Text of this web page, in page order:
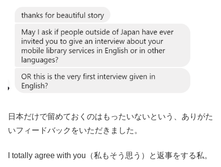
日本だけで留めておくのはもったいないという、ありがた
いフィードバックをいただきました。
I totally agree with you（私もそう思う）と返事をする私。